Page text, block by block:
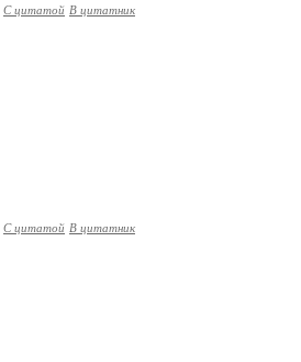
С цитатой В цитатник
С цитатой В цитатник